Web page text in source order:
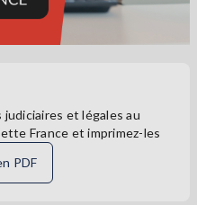
et légales au
France et imprimez-les
PDF